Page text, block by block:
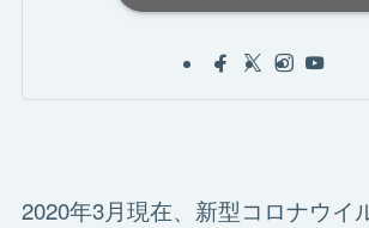
2020年3月現在、新型コロナウイ